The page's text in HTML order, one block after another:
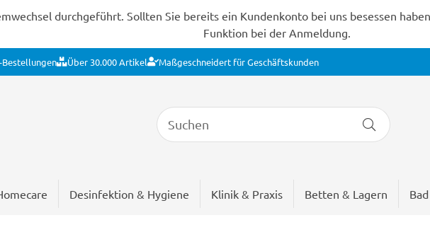
durchgeführt. Sollten Sie bereits ein Kundenkonto bei uns besessen
Funktion bei der Anmeldung.
Über 30.000 Artikel Maßgeschneidert für Geschäftskunden
Desinfektion & Hygiene Klinik & Praxis Betten & Lagern